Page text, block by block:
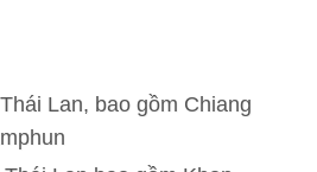
Lan, bao gồm Chiang